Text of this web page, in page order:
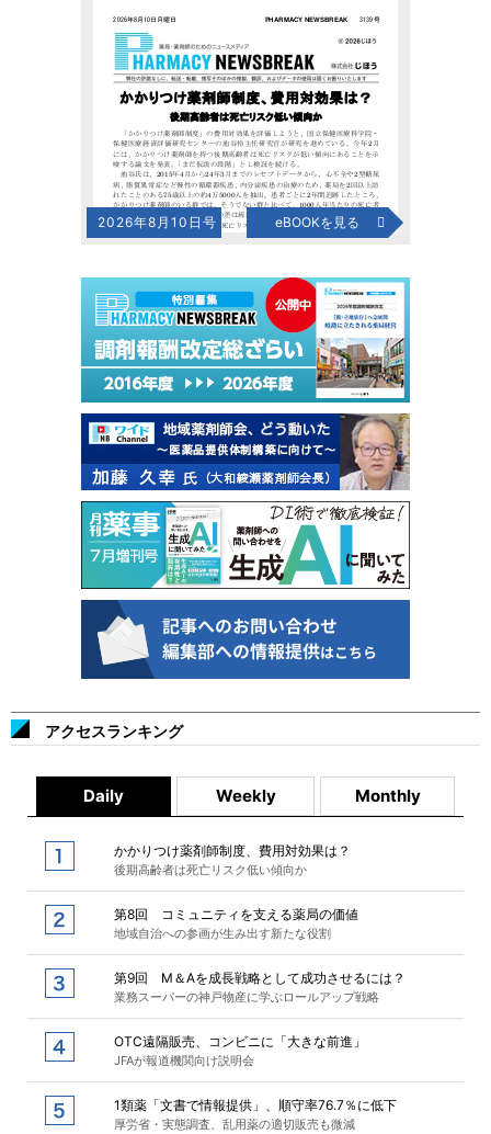
2026年8月10日号 eBOOKを見る
アクセスランキング
Daily Weekly Monthly
かかりつけ薬剤師制度、費用対効果は？
後期高齢者は死亡リスク低い傾向か
第8回 コミュニティを支える薬局の価値
地域自治への参画が生み出す新たな役割
第9回 M＆Aを成長戦略として成功させるには？
業務スーパーの神戸物産に学ぶロールアップ戦略
OTC遠隔販売、コンビニに「大きな前進」
JFAが報道機関向け説明会
1類薬「文書で情報提供」、順守率76.7％に低下
厚労省・実態調査、乱用薬の適切販売も微減